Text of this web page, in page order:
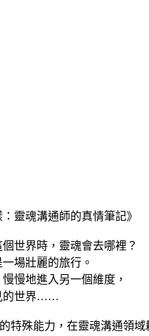
靈魂溝通師的真情筆記》
世界時，靈魂會去哪裡？
場壯麗的旅行。
慢地進入另一個維度，
的世界……
特殊能力，在靈魂溝通領